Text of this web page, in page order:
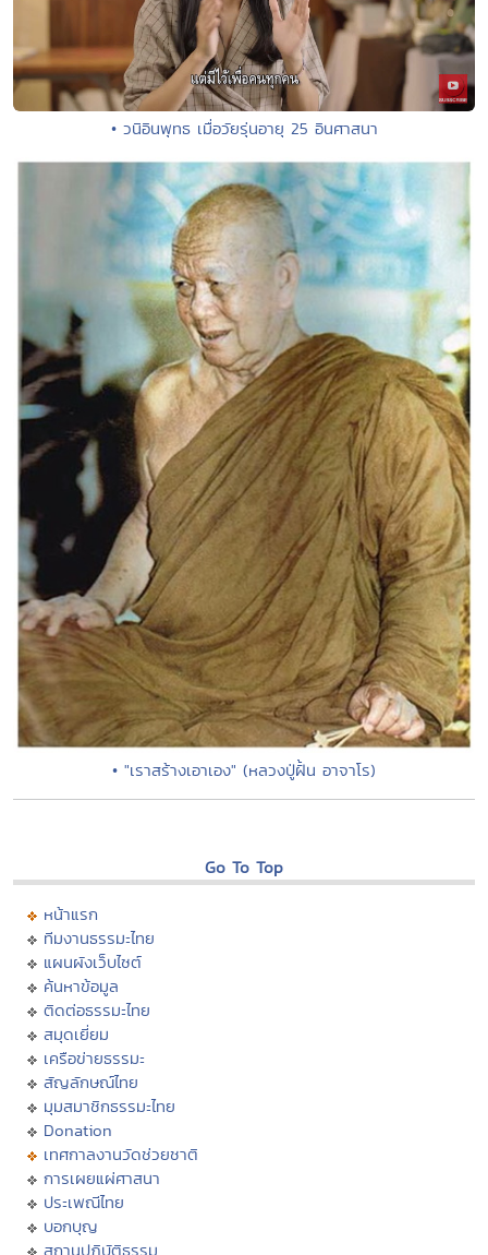
• วนิอินพุทธ เมื่อวัยรุ่นอายุ 25 อินศาสนา
• "เราสร้างเอาเอง" (หลวงปู่ฝั้น อาจาโร)
Go To Top
หน้าแรก
ทีมงานธรรมะไทย
แผนผังเว็บไซต์
ค้นหาข้อมูล
ติดต่อธรรมะไทย
สมุดเยี่ยม
เครือข่ายธรรมะ
สัญลักษณ์ไทย
มุมสมาชิกธรรมะไทย
Donation
เทศกาลงานวัดช่วยชาติ
การเผยแผ่ศาสนา
ประเพณีไทย
บอกบุญ
สถานปฏิบัติธรรม